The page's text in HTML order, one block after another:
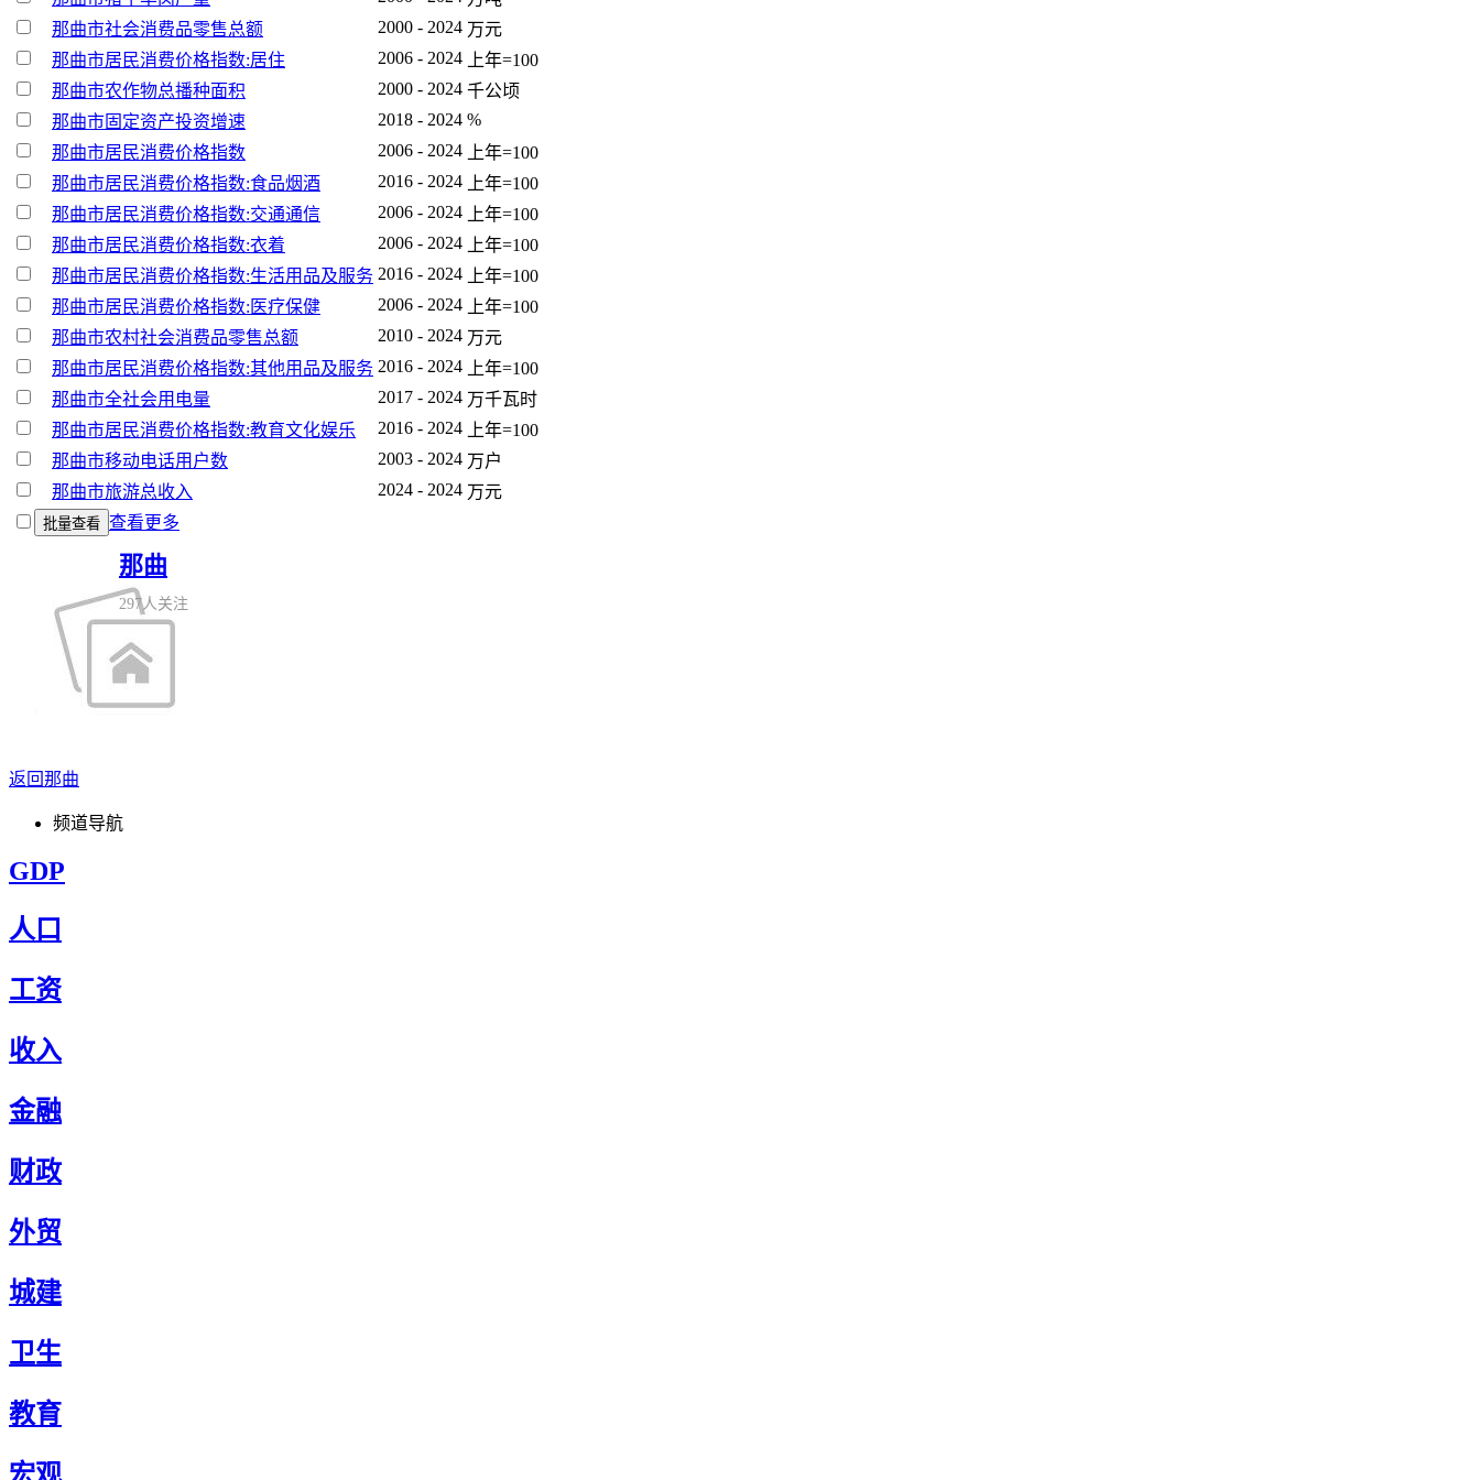
那曲市社会消费品零售总额
2000 - 2024 万元
那曲市居民消费价格指数:居住
2006 - 2024
上年=100
那曲市农作物总播种面积
2000 - 2024 千公顷
那曲市固定资产投资增速
2018 - 2024 %
那曲市居民消费价格指数
2006 - 2024
上年=100
那曲市居民消费价格指数:食品烟酒
2016 - 2024
上年=100
那曲市居民消费价格指数:交通通信
2006 - 2024
上年=100
那曲市居民消费价格指数:衣着
2006 - 2024
上年=100
那曲市居民消费价格指数:生活用品及服务 2016 - 2024
上年=100
那曲市居民消费价格指数:医疗保健
2006 - 2024
上年=100
那曲市农村社会消费品零售总额
2010 - 2024 万元
那曲市居民消费价格指数:其他用品及服务 2016 - 2024
上年=100
那曲市全社会用电量
2017 - 2024 万千瓦时
那曲市居民消费价格指数:教育文化娱乐
2016 - 2024
上年=100
那曲市移动电话用户数
2003 - 2024 万户
那曲市旅游总收入
2024 - 2024 万元
批量查看 查看更多
那曲
297人关注
返回那曲
频道导航
GDP
人口
工资
收入
金融
财政
外贸
城建
卫生
教育
宏观